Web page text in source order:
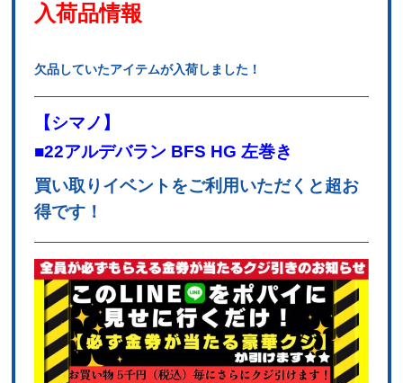
入荷品情報
欠品していたアイテムが入荷しました！
【シマノ】
■22アルデバラン BFS HG 左巻き
買い取りイベントをご利用いただくと超お
得です！